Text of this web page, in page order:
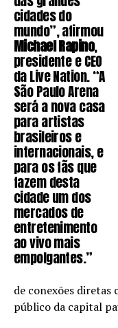
cidades do
mundo”, afirmou
Michael Rapino,
presidente e CEO
da Live Nation. “A
São Paulo Arena
será a nova casa
para artistas
brasileiros e
internacionais, e
para os fãs que
fazem desta
cidade um dos
mercados de
entretenimento
ao vivo mais
empolgantes.”
de conexões
público da capital